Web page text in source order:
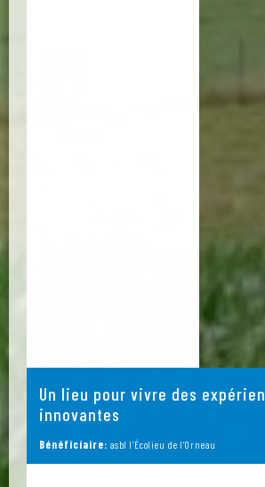
Un lieu pour vivre des
innovantes
Bénéficiaire: asbl l’Écolieu de l’Orneau